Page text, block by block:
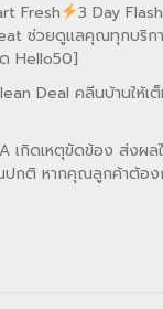
Fresh
3 Day
ช่วยดูแลคุณทุกบริ
Hello50]
Deal คลีนบ้านให้เ
เกิดเหตุขัดข้อง ส่งผ
นปกติ หากคุณลูกค้าต้อ